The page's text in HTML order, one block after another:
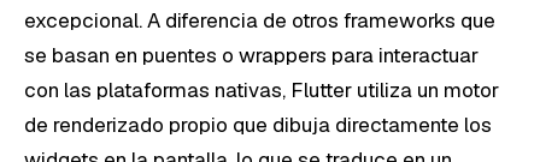
excepcional. A diferencia de otros frameworks que
se basan en puentes o wrappers para interactuar
con las plataformas nativas, Flutter utiliza un motor
de renderizado propio que dibuja directamente los